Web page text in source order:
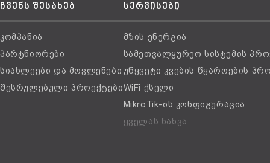
ჩვენს შესახებ
კომპანია
პარტნიორები
სიახლეები და მოვლენები
შესრულებული პროექტები
სერვისები
მზის ენერგია
სამეთვალყურეო სისტემის
უწყვეტი კვების წყაროების
WiFi ქსელი
MikroTik-ის კონფიგურაცია
ყველას ნახვა